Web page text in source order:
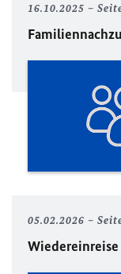
16.10.2025
05.02.2026
Wiedereinreise